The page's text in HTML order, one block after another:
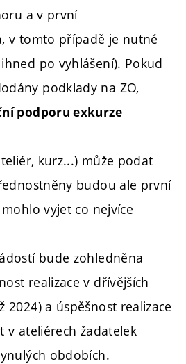
a v první
v tomto případě je nutné
po vyhlášení). Pokud
podklady na ZO,
podporu exkurze
kurz...) může podat
budou ale první
vyjet co nejvíce
bude zohledněna
realizace v dřívějších
2024) a úspěšnost realizace
v ateliérech žadatelek
obdobích.